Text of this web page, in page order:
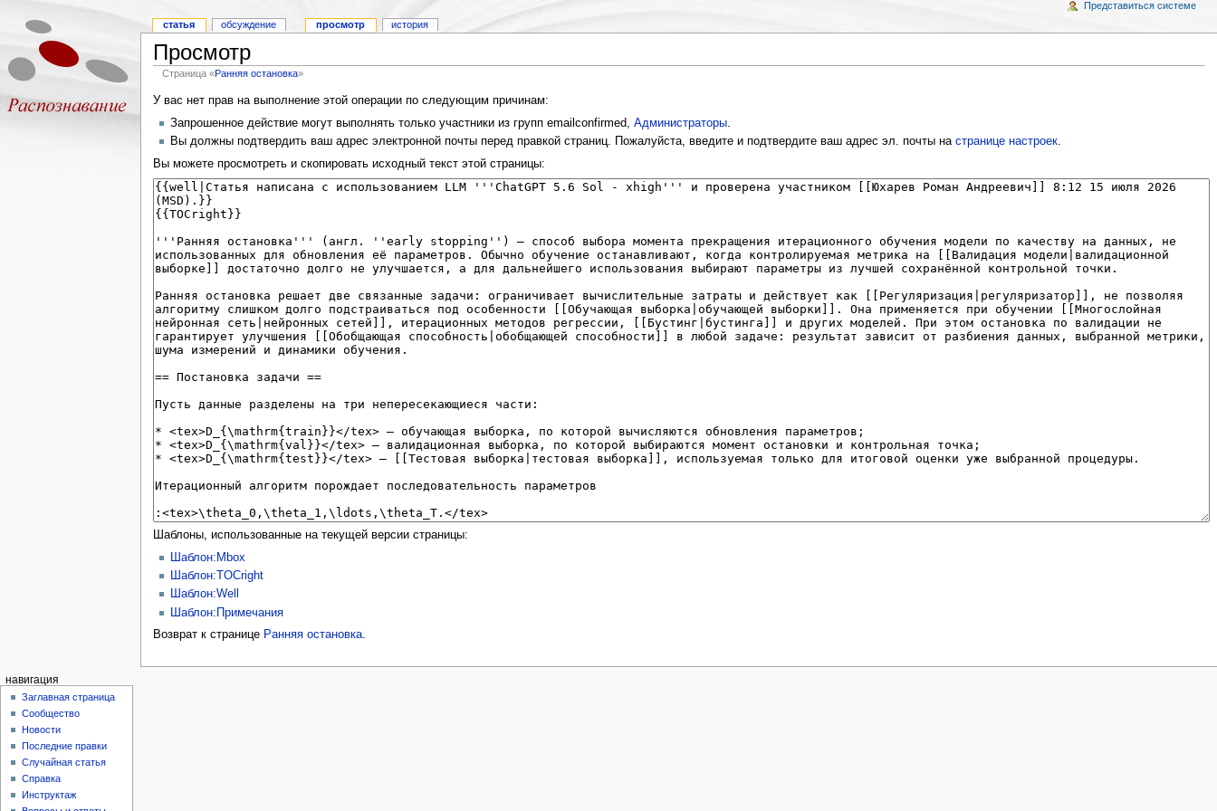
Просмотр
Страница «Ранняя остановка»
У вас нет прав на выполнение этой операции по следующим причинам:
Запрошенное действие могут выполнять только участники из групп emailconfirmed, Администраторы.
Вы должны подтвердить ваш адрес электронной почты перед правкой страниц. Пожалуйста, введите и подтвердите ваш адрес эл. почты на странице настроек.
Вы можете просмотреть и скопировать исходный текст этой страницы:
Шаблоны, использованные на текущей версии страницы:
Шаблон:Mbox
Шаблон:TOCright
Шаблон:Well
Шаблон:Примечания
Возврат к странице Ранняя остановка.
статья обсуждение просмотр история
Представиться системе
навигация
Заглавная страница
Сообщество
Новости
Последние правки
Случайная статья
Справка
Инструктаж